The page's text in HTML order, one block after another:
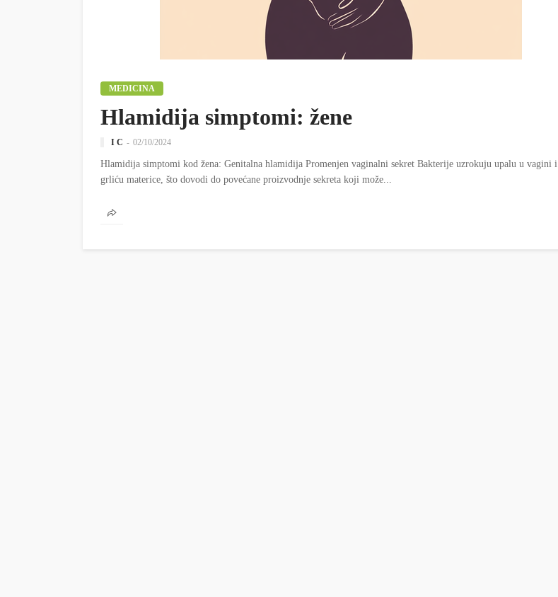
MEDICINA
Hlamidija simptomi: žene
I C 02/10/2024
Hlamidija simptomi kod žena: Genitalna hlamidija Promenjen vaginalni sekret Bakterije uzrokuju upalu u vagini i
grliću materice, što dovodi do povećane proizvodnje sekreta koji može...